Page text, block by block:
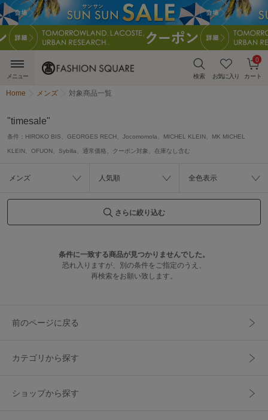
検索 お気に入り カート
0
メニュー
Home メンズ 対象商品一覧
"timesale"
条件： HIROKO BIS、GEORGES RECH、Jocomomola、MICHEL KLEIN、MK MICHEL
KLEIN、OFUON、Sybilla、通常価格、クーポン対象、在庫なし含む
メンズ 人気順 全色表示
さらに絞り込む
条件に一致する商品が見つかりませんでした。
恐れ入りますが、別の条件をご指定のうえ、
再検索をお願い致します。
前のページに戻る
カテゴリから探す
ショップから探す